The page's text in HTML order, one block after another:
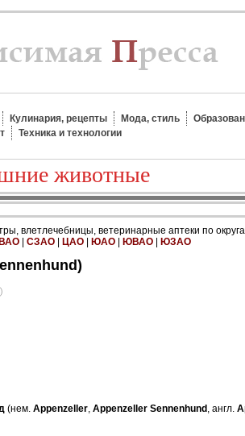
Кулинария, рецепты Мода, стиль
Техника и технологии
животные
влетлечебницы, ветеринарные аптеки по
СЗАО ЦАО ЮАО ЮВАО ЮЗАО
(нем. Appenzeller, Appenzeller Sennenhund , англ.